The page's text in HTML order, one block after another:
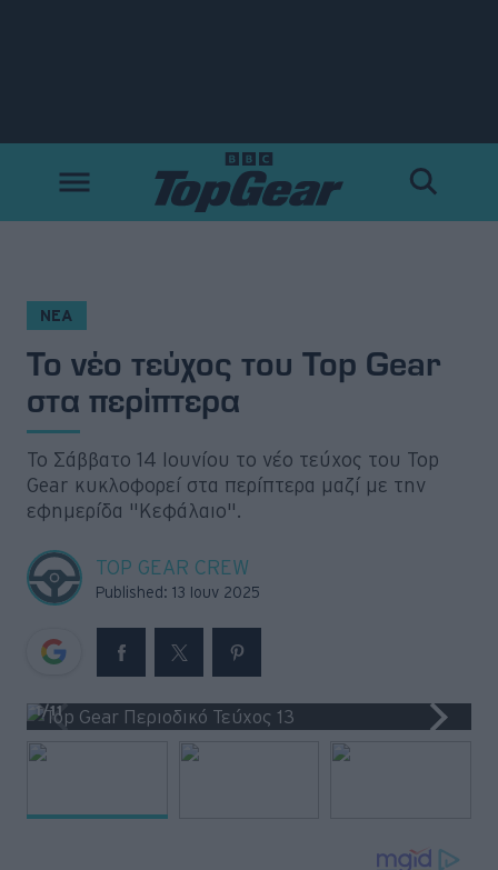
ΝΕΑ
Το νέο τεύχος του Top Gear
στα περίπτερα
Το Σάββατο 14 Ιουνίου το νέο τεύχος του Top
Gear κυκλοφορεί στα περίπτερα μαζί με την
εφημερίδα "Κεφάλαιο".
TOP GEAR CREW
Published: 13 Ιουν 2025
1/11
Δοκιμές
Motorsport
Άποψη
Viral
Big Reads
Retro
Moto
Gaming